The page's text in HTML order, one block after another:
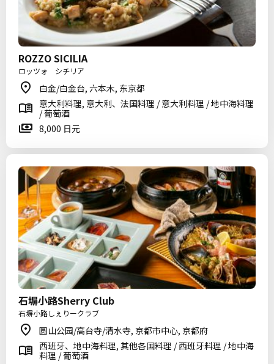
ROZZO SICILIA
ロッツォ シチリア
白金/白金台, 六本木, 东京都
意大利料理, 意大利、法国料理 / 意大利料理 / 地中海料理
/ 葡萄酒
8,000 日元
石塀小路Sherry Club
石塀小路しぇりークラブ
圆山公园/高台寺/清水寺, 京都市中心, 京都府
西班牙、地中海料理, 其他各国料理 / 西班牙料理 / 地中海
料理 / 葡萄酒